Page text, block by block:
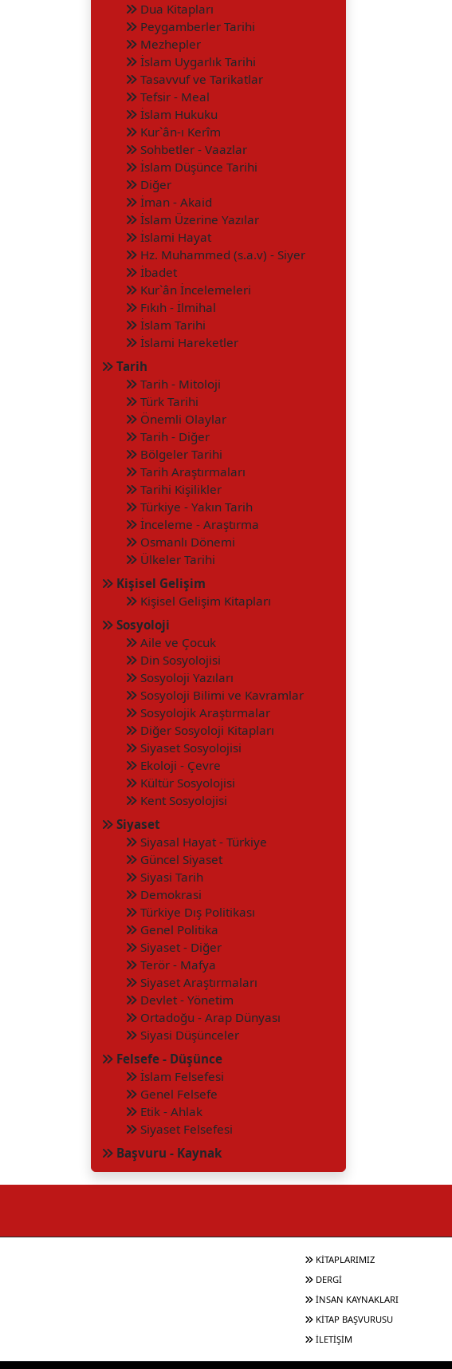
Dua Kitapları
Peygamberler Tarihi
Mezhepler
İslam Uygarlık Tarihi
Tasavvuf ve Tarikatlar
Tefsir - Meal
İslam Hukuku
Kur`ân-ı Kerîm
Sohbetler - Vaazlar
İslam Düşünce Tarihi
Diğer
İman - Akaid
İslam Üzerine Yazılar
İslami Hayat
Hz. Muhammed (s.a.v) - Siyer
İbadet
Kur`ân İncelemeleri
Fıkıh - İlmihal
İslam Tarihi
İslami Hareketler
Tarih
Tarih - Mitoloji
Türk Tarihi
Önemli Olaylar
Tarih - Diğer
Bölgeler Tarihi
Tarih Araştırmaları
Tarihi Kişilikler
Türkiye - Yakın Tarih
İnceleme - Araştırma
Osmanlı Dönemi
Ülkeler Tarihi
Kişisel Gelişim
Kişisel Gelişim Kitapları
Sosyoloji
Aile ve Çocuk
Din Sosyolojisi
Sosyoloji Yazıları
Sosyoloji Bilimi ve Kavramlar
Sosyolojik Araştırmalar
Diğer Sosyoloji Kitapları
Siyaset Sosyolojisi
Ekoloji - Çevre
Kültür Sosyolojisi
Kent Sosyolojisi
Siyaset
Siyasal Hayat - Türkiye
Güncel Siyaset
Siyasi Tarih
Demokrasi
Türkiye Dış Politikası
Genel Politika
Siyaset - Diğer
Terör - Mafya
Siyaset Araştırmaları
Devlet - Yönetim
Ortadoğu - Arap Dünyası
Siyasi Düşünceler
Felsefe - Düşünce
İslam Felsefesi
Genel Felsefe
Etik - Ahlak
Siyaset Felsefesi
Başvuru - Kaynak
KİTAPLARIMIZ
DERGİ
İNSAN KAYNAKLARI
KİTAP BAŞVURUSU
İLETİŞİM